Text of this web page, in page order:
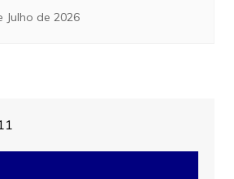
Julho de 2026